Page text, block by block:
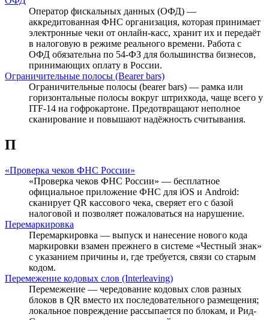
Оператор фискальных данных (ОФД) —
аккредитованная ФНС организация, которая принимает
электронные чеки от онлайн-касс, хранит их и передаёт
в налоговую в режиме реального времени. Работа с
ОФД обязательна по 54-ФЗ для большинства бизнесов,
принимающих оплату в России.
Ограничительные полосы (Bearer bars)
Ограничительные полосы (bearer bars) — рамка или
горизонтальные полосы вокруг штрихкода, чаще всего у
ITF-14 на гофрокартоне. Предотвращают неполное
сканирование и повышают надёжность считывания.
П
«Проверка чеков ФНС России»
«Проверка чеков ФНС России» — бесплатное
официальное приложение ФНС для iOS и Android:
сканирует QR кассового чека, сверяет его с базой
налоговой и позволяет пожаловаться на нарушение.
Перемаркировка
Перемаркировка — выпуск и нанесение нового кода
маркировки взамен прежнего в системе «Честный знак»
с указанием причины и, где требуется, связи со старым
кодом.
Перемежение кодовых слов (Interleaving)
Перемежение — чередование кодовых слов разных
блоков в QR вместо их последовательного размещения;
локальное повреждение рассыпается по блокам, и Рид-